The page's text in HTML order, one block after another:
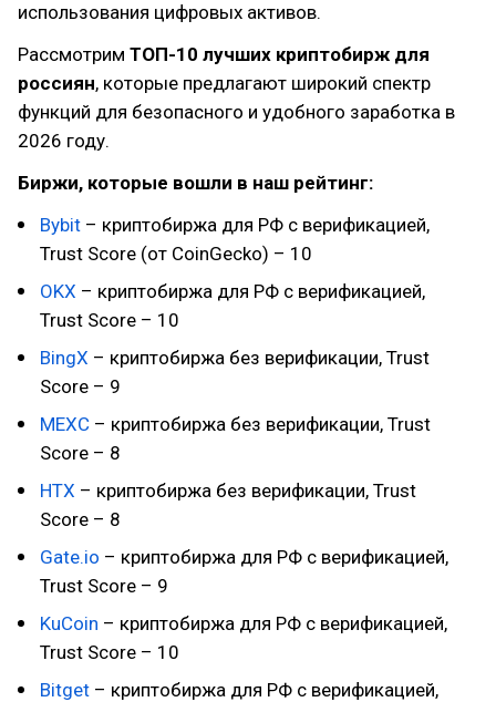
использования цифровых активов.
Рассмотрим ТОП-10 лучших криптобирж для
россиян, которые предлагают широкий спектр
функций для безопасного и удобного заработка в
2026 году.
Биржи, которые вошли в наш рейтинг:
Bybit – криптобиржа для РФ с верификацией,
Trust Score (от CoinGecko) – 10
OKX – криптобиржа для РФ с верификацией,
Trust Score – 10
BingX – криптобиржа без верификации, Trust
Score – 9
MEXC – криптобиржа без верификации, Trust
Score – 8
HTX – криптобиржа без верификации, Trust
Score – 8
Gate.io – криптобиржа для РФ с верификацией,
Trust Score – 9
KuCoin – криптобиржа для РФ с верификацией,
Trust Score – 10
Bitget – криптобиржа для РФ с верификацией,